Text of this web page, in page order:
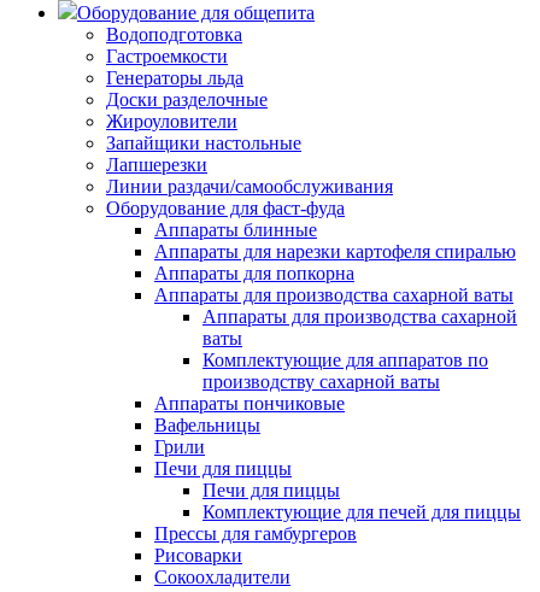
Оборудование для общепита
Водоподготовка
Гастроемкости
Генераторы льда
Доски разделочные
Жироуловители
Запайщики настольные
Лапшерезки
Линии раздачи/самообслуживания
Оборудование для фаст-фуда
Аппараты блинные
Аппараты для нарезки картофеля спиралью
Аппараты для попкорна
Аппараты для производства сахарной ваты
Аппараты для производства сахарной
ваты
Комплектующие для аппаратов по
производству сахарной ваты
Аппараты пончиковые
Вафельницы
Грили
Печи для пиццы
Печи для пиццы
Комплектующие для печей для пиццы
Прессы для гамбургеров
Рисоварки
Сокоохладители